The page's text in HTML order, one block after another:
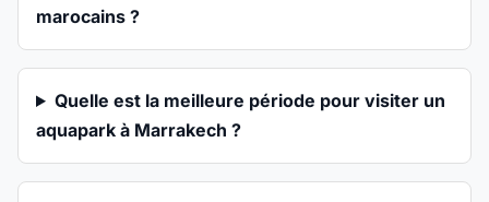
marocains ?
Quelle est la meilleure période pour visiter un
aquapark à Marrakech ?